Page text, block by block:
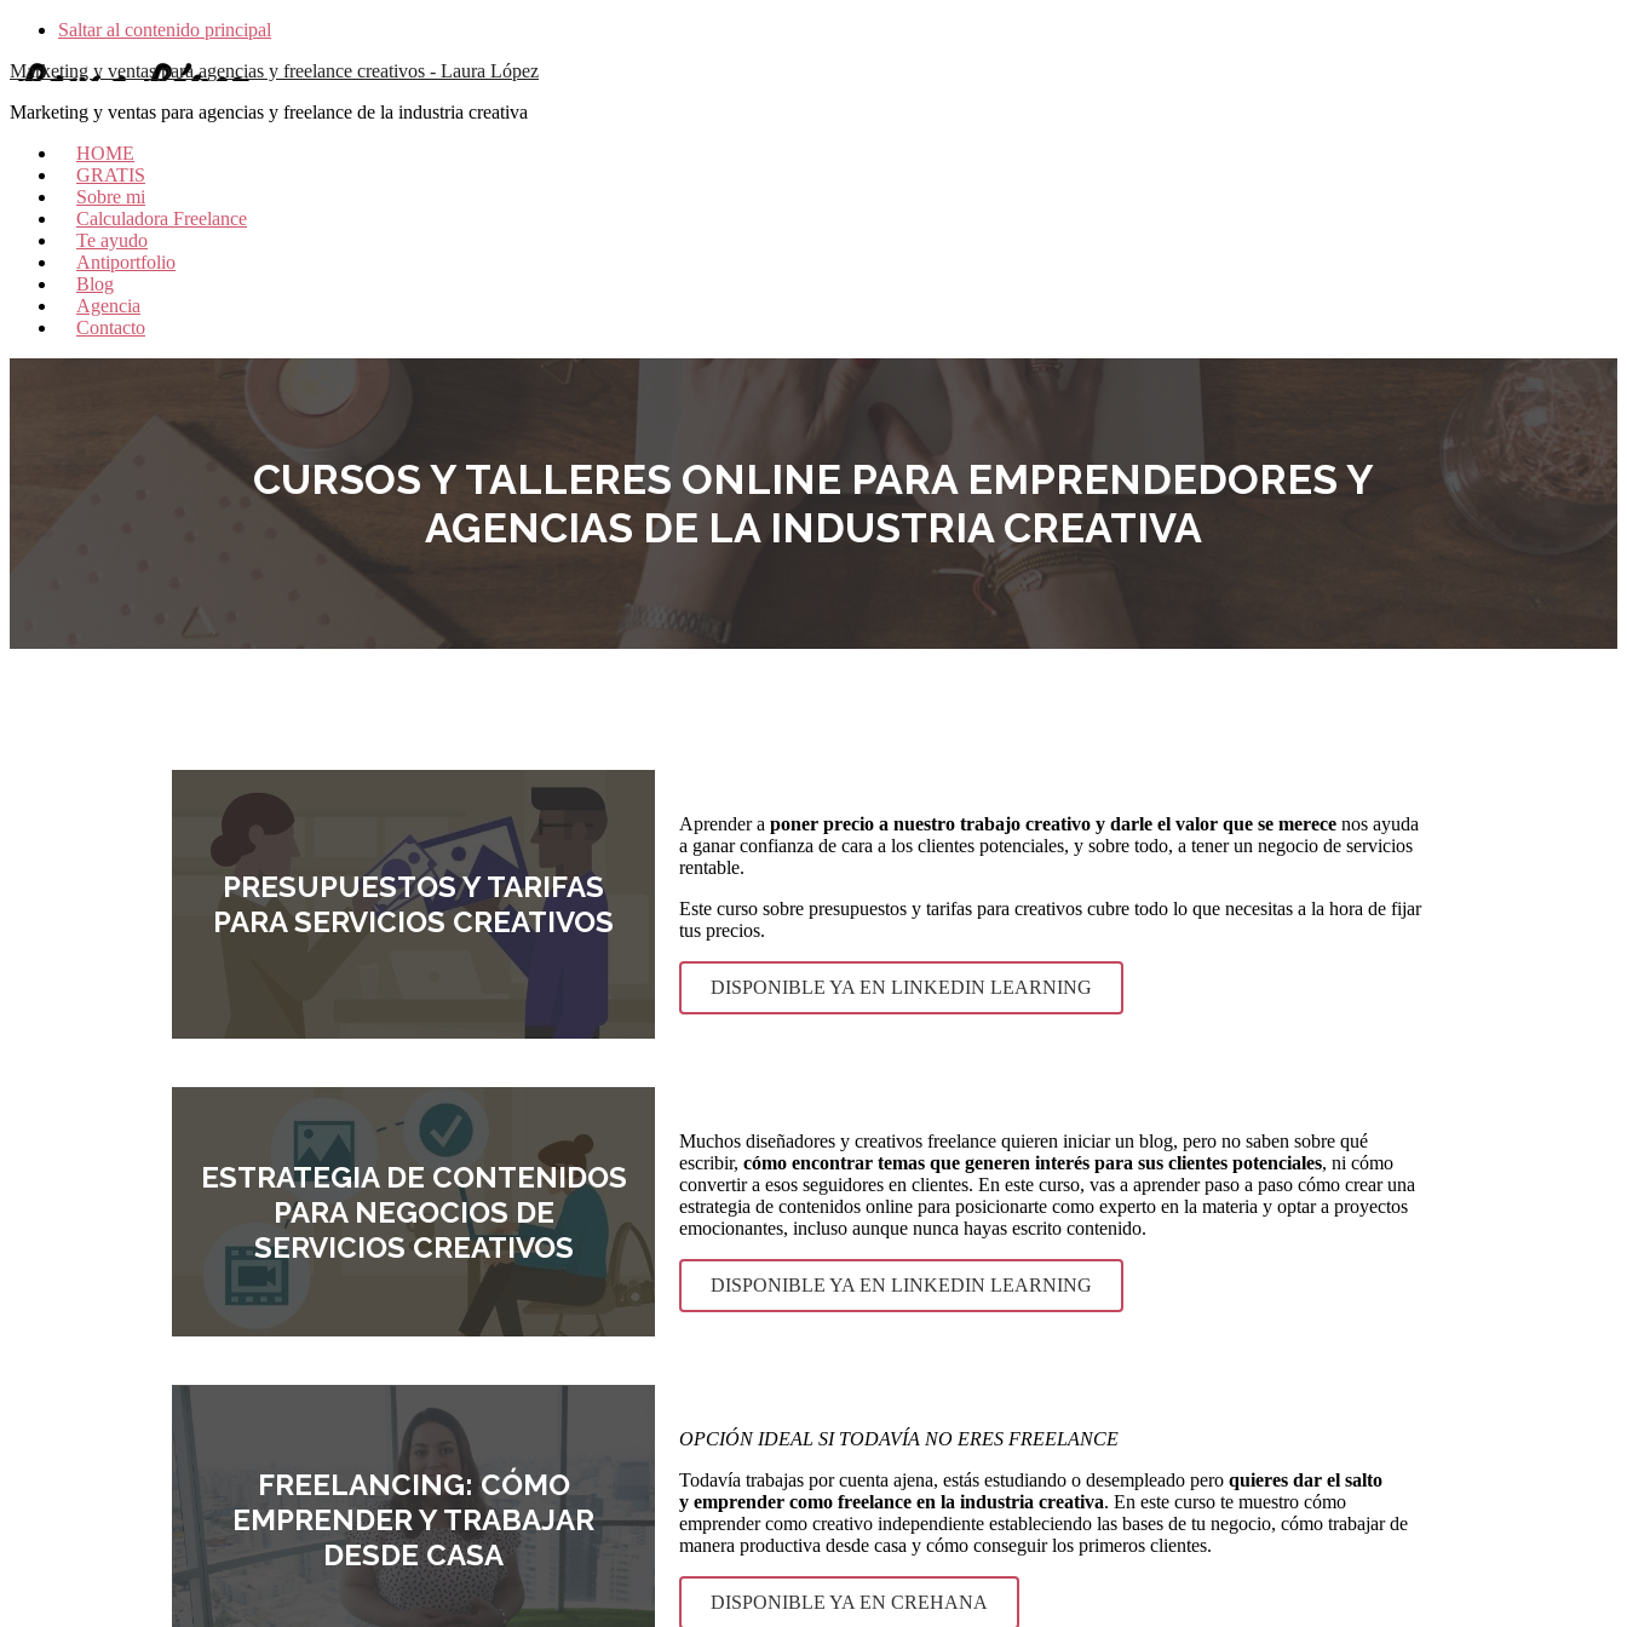
Saltar al contenido principal
Marketing y ventas para agencias y freelance creativos - Laura López
Marketing y ventas para agencias y freelance de la industria creativa
HOME
GRATIS
Sobre mi
Calculadora Freelance
Te ayudo
Antiportfolio
Blog
Agencia
Contacto
CURSOS Y TALLERES ONLINE PARA EMPRENDEDORES Y
AGENCIAS DE LA INDUSTRIA CREATIVA
PRESUPUESTOS Y TARIFAS
PARA SERVICIOS CREATIVOS
Aprender aponer precio a nuestro trabajo creativo y darle el valor que se merece nos ayuda
a ganar confianza de cara a los clientes potenciales, y sobre todo, a tener un negocio de servicios
rentable.
Este curso sobre presupuestos y tarifas para creativos cubre todo lo que necesitas a la hora de fijar
tus precios.
DISPONIBLE YA EN LINKEDIN LEARNING
ESTRATEGIA DE CONTENIDOS
PARA NEGOCIOS DE
SERVICIOS CREATIVOS
Muchos diseñadores y creativos freelance quieren iniciar un blog, pero no saben sobre qué
escribir,cómo encontrar temas que generen interés para sus clientes potenciales, ni cómo
convertir a esos seguidores en clientes. En este curso, vas a aprender paso a paso cómo crear una
estrategia de contenidos online para posicionarte como experto en la materia y optar a proyectos
emocionantes, incluso aunque nunca hayas escrito contenido.
DISPONIBLE YA EN LINKEDIN LEARNING
FREELANCING: CÓMO
EMPRENDER Y TRABAJAR
DESDE CASA
OPCIÓN IDEAL SI TODAVÍA NO ERES FREELANCE
Todavía trabajas por cuenta ajena, estás estudiando o desempleado peroquieres dar el salto
y emprender como freelance en la industria creativa. En este curso te muestro cómo
emprender como creativo independiente estableciendo las bases de tu negocio, cómo trabajar de
manera productiva desde casa y cómo conseguir los primeros clientes.
DISPONIBLE YA EN CREHANA